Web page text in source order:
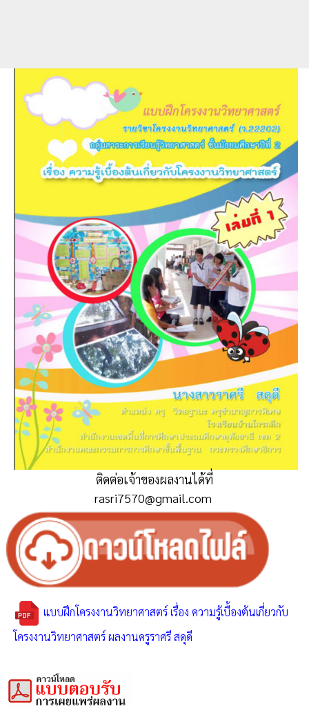
ติดต่อเจ้าของผลงานได้ที่
rasri7570@gmail.com
แบบฝึกโครงงานวิทยาศาสตร์ เรื่อง ความรู้เบื้องต้นเกี่ยวกับ
โครงงานวิทยาศาสตร์ ผลงานครูราศรี สดุดี